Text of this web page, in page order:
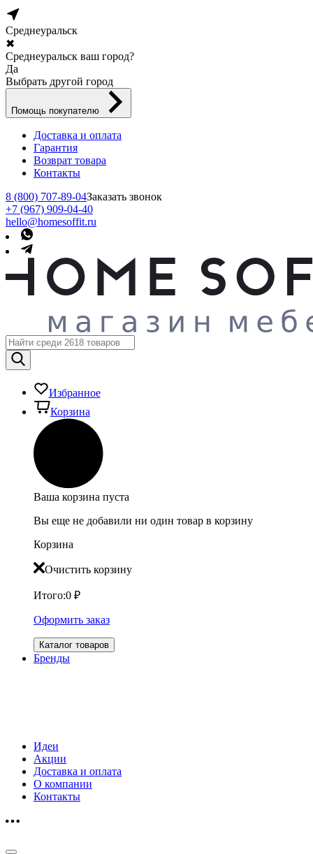
Среднеуральск
✖
Среднеуральск ваш город?
Да
Выбрать другой город
Помощь покупателю
Доставка и оплата
Гарантия
Возврат товара
Контакты
8 (800) 707-89-04Заказать звонок
+7 (967) 909-04-40
hello@homesoffit.ru
Избранное
Корзина
Ваша корзина пуста
Вы еще не добавили ни один товар в корзину
Корзина
Очистить корзину
Итого:0 ₽
Оформить заказ
Каталог товаров
Бренды
Идеи
Акции
Доставка и оплата
О компании
Контакты